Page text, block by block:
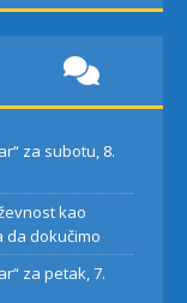
za subotu, 8.
kao
da dokučimo
za petak, 7.